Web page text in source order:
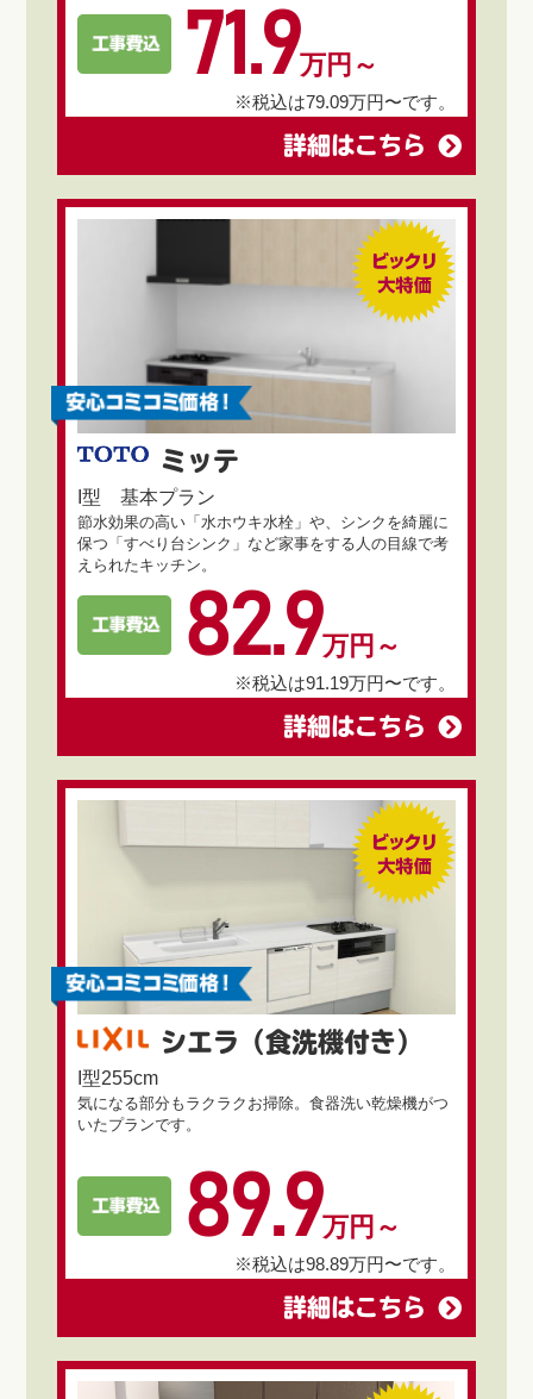
71.9万円～
※税込は79.09万円〜です。
詳細はこちら
ミッテ
I型 基本プラン
節水効果の高い「水ホウキ水栓」や、シンクを綺麗に
保つ「すべり台シンク」など家事をする人の目線で考
えられたキッチン。
82.9万円～
※税込は91.19万円〜です。
詳細はこちら
シエラ（食洗機付き）
I型255cm
気になる部分もラクラクお掃除。食器洗い乾燥機がつ
いたプランです。
89.9万円～
※税込は98.89万円〜です。
詳細はこちら